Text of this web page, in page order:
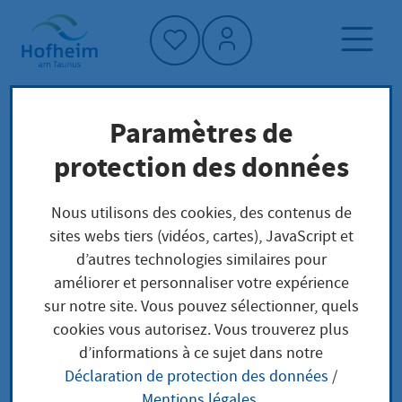
Accueil"
Page d'accueil
Trouver un service
Préoccupations locales
Ausnahmegenehmigung für Einzelfahrten
Erteilung über 3,5 t
Ausnahmegenehmigu
ng für Einzelfahrten
Paramètres de
protection des données
Nous utilisons des cookies, des contenus de
sites webs tiers (vidéos, cartes), JavaScript et
d’autres technologies similaires pour
améliorer et personnaliser votre expérience
sur notre site. Vous pouvez sélectionner, quels
cookies vous autorisez. Vous trouverez plus
d’informations à ce sujet dans notre
Déclaration de protection des données /